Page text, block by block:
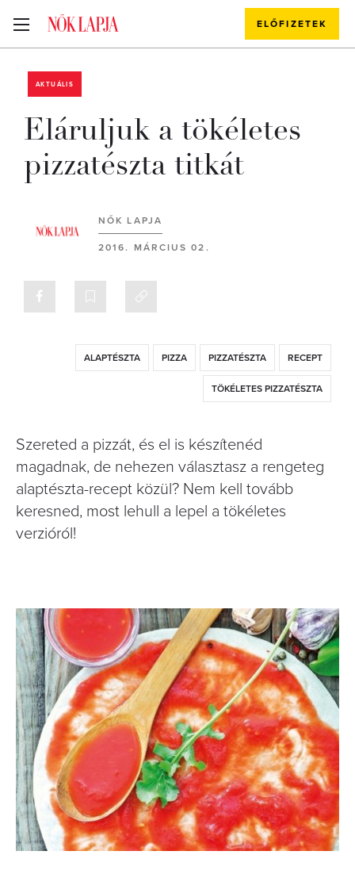
ELŐFIZETEK
AKTUÁLIS
Eláruljuk a tökéletes
pizzatészta titkát
NŐK LAPJA
2016. MÁRCIUS 02.
ALAPTÉSZTA PIZZA PIZZATÉSZTA RECEPT
TÖKÉLETES PIZZATÉSZTA
Szereted a pizzát, és el is készítenéd
magadnak, de nehezen választasz a rengeteg
alaptészta-recept közül? Nem kell tovább
keresned, most lehull a lepel a tökéletes
verzióról!